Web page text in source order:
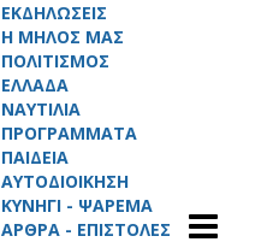
ΕΚΔΗΛΩΣΕΙΣ
Η ΜΗΛΟΣ ΜΑΣ
ΠΟΛΙΤΙΣΜΟΣ
ΕΛΛΑΔΑ
ΝΑΥΤΙΛΙΑ
ΠΡΟΓΡΑΜΜΑΤΑ
ΠΑΙΔΕΙΑ
ΑΥΤΟΔΙΟΙΚΗΣΗ
ΚΥΝΗΓΙ - ΨΑΡΕΜΑ
ΑΡΘΡΑ - ΕΠΙΣΤΟΛΕΣ